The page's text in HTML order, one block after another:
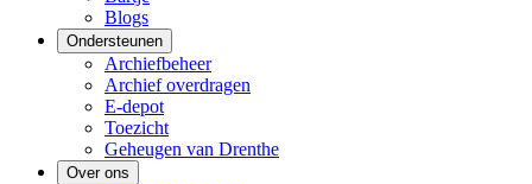
Blogs
Ondersteunen
Archiefbeheer
Archief overdragen
E-depot
Toezicht
Geheugen van Drenthe
Over ons